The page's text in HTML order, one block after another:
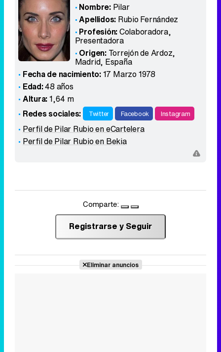
Nombre: Pilar
Apellidos: Rubio Fernández
Profesión:Colaboradora,
Presentadora
Origen: Torrejón de Ardoz,
Madrid, España
Fecha de nacimiento:17 Marzo 1978
Edad:48 años
Altura:1,64 m
Redes sociales:
Twitter Facebook Instagram
Perfil de Pilar Rubio en eCartelera
Perfil de Pilar Rubio en Bekia
Comparte:
Registrarse y Seguir
Eliminar anuncios